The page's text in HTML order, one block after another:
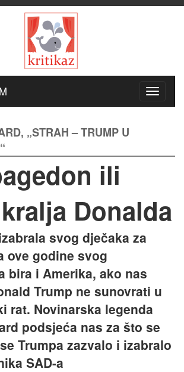
„STRAH – TRUMP U
ili
Donalda
svog dječaka za
ove godine svog
bira i Amerika, ako nas
Trump ne sunovrati u
rat. Novinarska legenda
podsjeća nas za što se
Trumpa zazvalo i izabralo
SAD-a